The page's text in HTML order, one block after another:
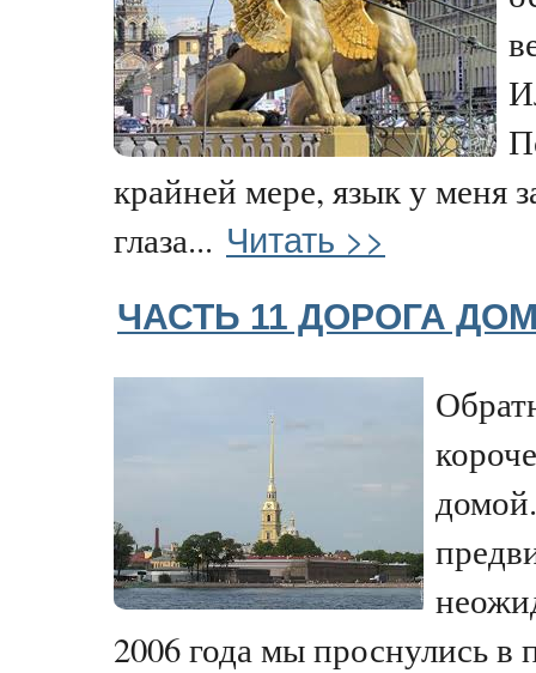
крайней мере, язык у меня
глаза... Читать >>
ЧАСТЬ 11 ДОРОГА
2006 года мы проснулись в